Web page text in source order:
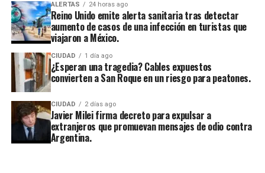
ALERTAS 24 horas ago
Reino Unido emite alerta sanitaria tras detectar
aumento de casos de una infección en turistas que
viajaron a México.
CIUDAD 1 día ago
¿Esperan una tragedia? Cables expuestos
convierten a San Roque en un riesgo para peatones.
CIUDAD 2 días ago
Javier Milei firma decreto para expulsar a
extranjeros que promuevan mensajes de odio contra
Argentina.